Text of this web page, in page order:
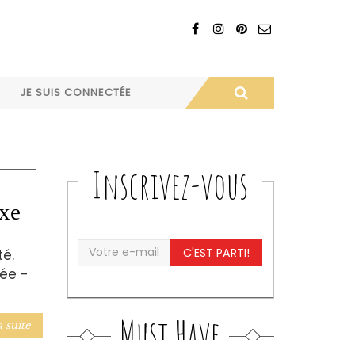
JE SUIS CONNECTÉE
-
suite
Inscrivez-vous
C'EST PARTI!